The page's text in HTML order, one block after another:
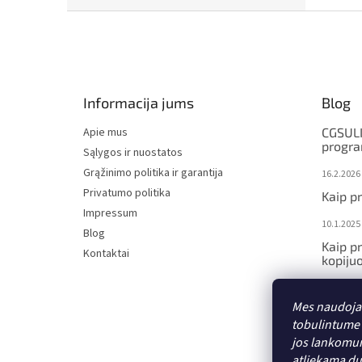
Mes
tobulintume
jos
Informacija jums
Apie mus
Sąlygos ir nuostatos
Grąžinimo politika ir garantija
Privatumo politika
Impressum
Blog
Kontaktai
Blog
16.2.2026
Kaip
10.1.2025
Kaip
Kaip
būdu
10.1.2025